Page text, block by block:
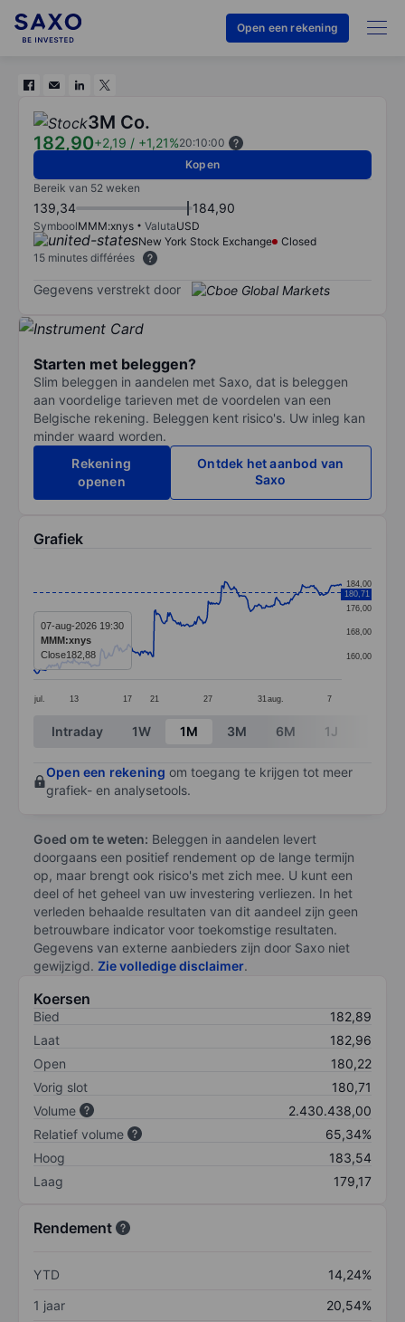
Open een rekening
3M Co.
182,90+2,19 / +1,21%20:10:00
Kopen
Bereik van 52 weken
139,34 184,90
SymboolMMM:xnys ValutaUSD
New York Stock Exchange
Closed
15 minutes différées
Gegevens verstrekt door
Starten met beleggen?
Slim beleggen in aandelen met Saxo, dat is beleggen
aan voordelige tarieven met de voordelen van een
Belgische rekening. Beleggen kent risico's. Uw inleg kan
minder waard worden.
Rekening
openen
Ontdek het aanbod van
Saxo
Grafiek
Line chart with 299 data points.
The chart has 1 X axis displaying categories.
The chart has 1 Y axis displaying values. Data ranges
jul. 13 17 21 27 31 aug. 7
160,00
168,00
176,00
184,00
180,71
07-aug-2026 19:30
MMM:xnys
Close182,88
End of interactive chart.
Intraday 1W 1M 3M 6M 1J
Open een rekening om toegang te krijgen tot meer
grafiek- en analysetools.
Goed om te weten: Beleggen in aandelen levert
doorgaans een positief rendement op de lange termijn
op, maar brengt ook risico's met zich mee. U kunt een
deel of het geheel van uw investering verliezen. In het
verleden behaalde resultaten van dit aandeel zijn geen
betrouwbare indicator voor toekomstige resultaten.
Gegevens van externe aanbieders zijn door Saxo niet
gewijzigd. Zie volledige disclaimer.
Koersen
Bied
182,89
Laat
182,96
Open
180,22
Vorig slot
180,71
Volume
2.430.438,00
Relatief volume
65,34%
Hoog
183,54
Laag
179,17
Rendement
YTD
14,24%
1 jaar
20,54%